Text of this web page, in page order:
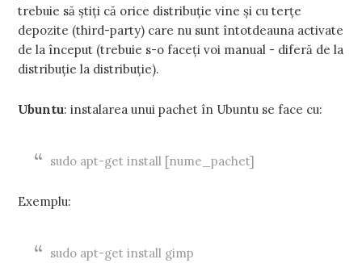
trebuie să știți că orice distribuție vine și cu terțe
depozite (third-party) care nu sunt întotdeauna activate
de la început (trebuie s-o faceți voi manual - diferă de la
distribuție la distribuție).
Ubuntu: instalarea unui pachet în Ubuntu se face cu:
sudo apt-get install [nume_pachet]
Exemplu:
sudo apt-get install gimp